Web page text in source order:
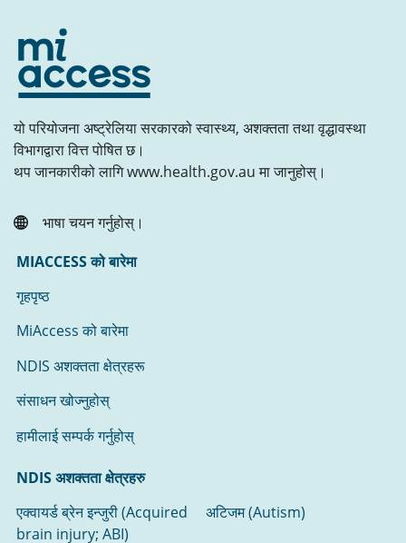
यो परियोजना अष्ट्रेलिया सरकारको स्वास्थ्य, अशक्तता तथा वृद्धावस्था
विभागद्वारा वित्त पोषित छ।
थप जानकारीको लागि www.health.gov.au मा जानुहोस्।
भाषा चयन गर्नुहोस्।
MIACCESS को बारेमा
गृहपृष्ठ
MiAccess को बारेमा
NDIS अशक्तता क्षेत्रहरू
संसाधन खोज्नुहोस्‌
हामीलाई सम्पर्क गर्नुहोस्
NDIS अशक्तता क्षेत्रहरु
एक्वायर्ड ब्रेन इन्जुरी (Acquired
brain injury; ABI)
अटिजम (Autism)